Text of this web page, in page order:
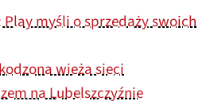
myśli o sprzedaży swoich
wieża sieci
na Lubelszczyźnie